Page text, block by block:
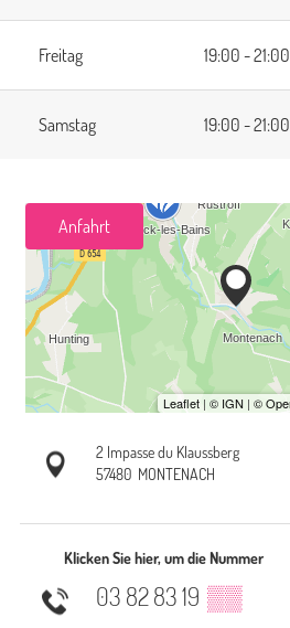
Freitag 19:00 - 21:00
Samstag 19:00 - 21:00
Anfahrt
2 Impasse du Klaussberg
57480 MONTENACH
Klicken Sie hier, um die Nummer
03 82 83 19 ▒▒